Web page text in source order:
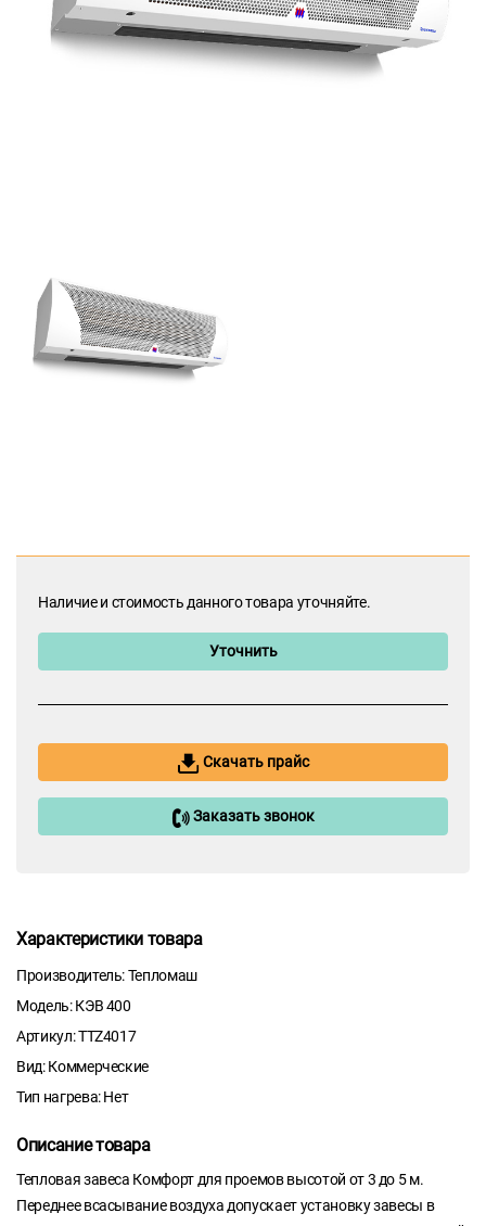
Наличие и стоимость данного товара уточняйте.
Уточнить
Скачать прайс
Заказать звонок
Характеристики товара
Производитель: Тепломаш
Модель: КЭВ 400
Артикул: TTZ4017
Вид: Коммерческие
Тип нагрева: Нет
Описание товара
Тепловая завеса Комфорт для проемов высотой от 3 до 5 м.
Переднее всасывание воздуха допускает установку завесы в